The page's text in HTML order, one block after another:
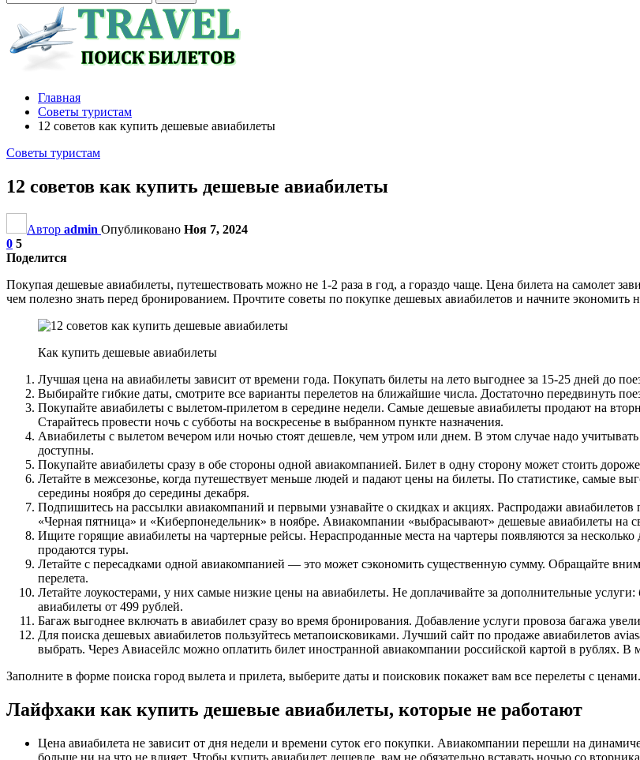
Главная
Советы туристам
12 советов как купить дешевые авиабилеты
Советы туристам
12 советов как купить дешевые авиабилеты
Автор admin Опубликовано Ноя 7, 2024
0 5
Поделится
Покупая дешевые авиабилеты, путешествовать можно не 1-2 раза в год, а гораздо чаще. Цена билета на самолет
чем полезно знать перед бронированием. Прочтите советы по покупке дешевых авиабилетов и начните экономить
Как купить дешевые авиабилеты
Лучшая цена на авиабилеты зависит от времени года. Покупать билеты на лето выгоднее за 15-25 дней до
Выбирайте гибкие даты, смотрите все варианты перелетов на ближайшие числа. Достаточно передвинуть
Покупайте авиабилеты с вылетом-прилетом в середине недели. Самые дешевые авиабилеты продают на
Старайтесь провести ночь с субботы на воскресенье в выбранном пункте назначения.
Авиабилеты с вылетом вечером или ночью стоят дешевле, чем утром или днем. В этом случае надо
доступны.
Покупайте авиабилеты сразу в обе стороны одной авиакомпанией. Билет в одну сторону может стоить
Летайте в межсезонье, когда путешествует меньше людей и падают цены на билеты. По статистике, самые
середины ноября до середины декабря.
Подпишитесь на рассылки авиакомпаний и первыми узнавайте о скидках и акциях. Распродажи авиабилетов
«Черная пятница» и «Киберпонедельник» в ноябре. Авиакомпании «выбрасывают» дешевые авиабилеты на
Ищите горящие авиабилеты на чартерные рейсы. Нераспроданные места на чартеры появляются за
продаются туры.
Летайте с пересадками одной авиакомпанией — это может сэкономить существенную сумму. Обращайте
перелета.
Летайте лоукостерами, у них самые низкие цены на авиабилеты. Не доплачивайте за дополнительные
авиабилеты от 499 рублей.
Багаж выгоднее включать в авиабилет сразу во время бронирования. Добавление услуги провоза багажа
Для поиска дешевых авиабилетов пользуйтесь метапоисковиками. Лучший сайт по продаже авиабилетов
выбрать. Через Авиасейлс можно оплатить билет иностранной авиакомпании российской картой в рублях.
Заполните в форме поиска город вылета и прилета, выберите даты и поисковик покажет вам все перелеты с
Лайфхаки как купить дешевые авиабилеты, которые не работают
Цена авиабилета не зависит от дня недели и времени суток его покупки. Авиакомпании перешли на
больше ни на что не влияет. Чтобы купить авиабилет дешевле, вам не обязательно вставать ночью со вторника